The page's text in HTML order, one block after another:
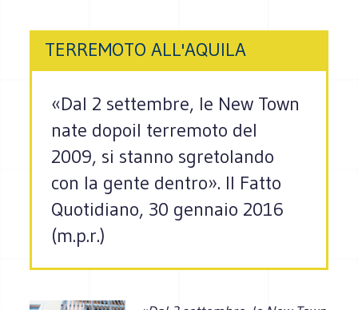
TERREMOTO ALL'AQUILA
«Dal 2 settembre, le New Town
nate dopoil terremoto del
2009, si stanno sgretolando
con la gente dentro». Il Fatto
Quotidiano, 30 gennaio 2016
(m.p.r.)